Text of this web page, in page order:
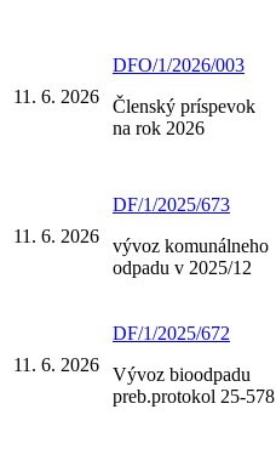
11. 6. 2026
DFO/1/2026/003
Členský príspevok
na rok 2026
11. 6. 2026
DF/1/2025/673
vývoz komunálneho
odpadu v 2025/12
11. 6. 2026
DF/1/2025/672
Vývoz bioodpadu
preb.protokol 25-578